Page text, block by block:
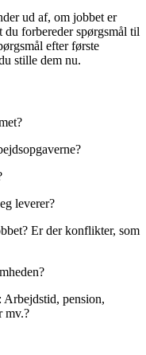
ud af, om jobbet er
forbereder spørgsmål til
efter første
stille dem nu.
leverer?
Er der konflikter, som
Arbejdstid, pension,
mv.?